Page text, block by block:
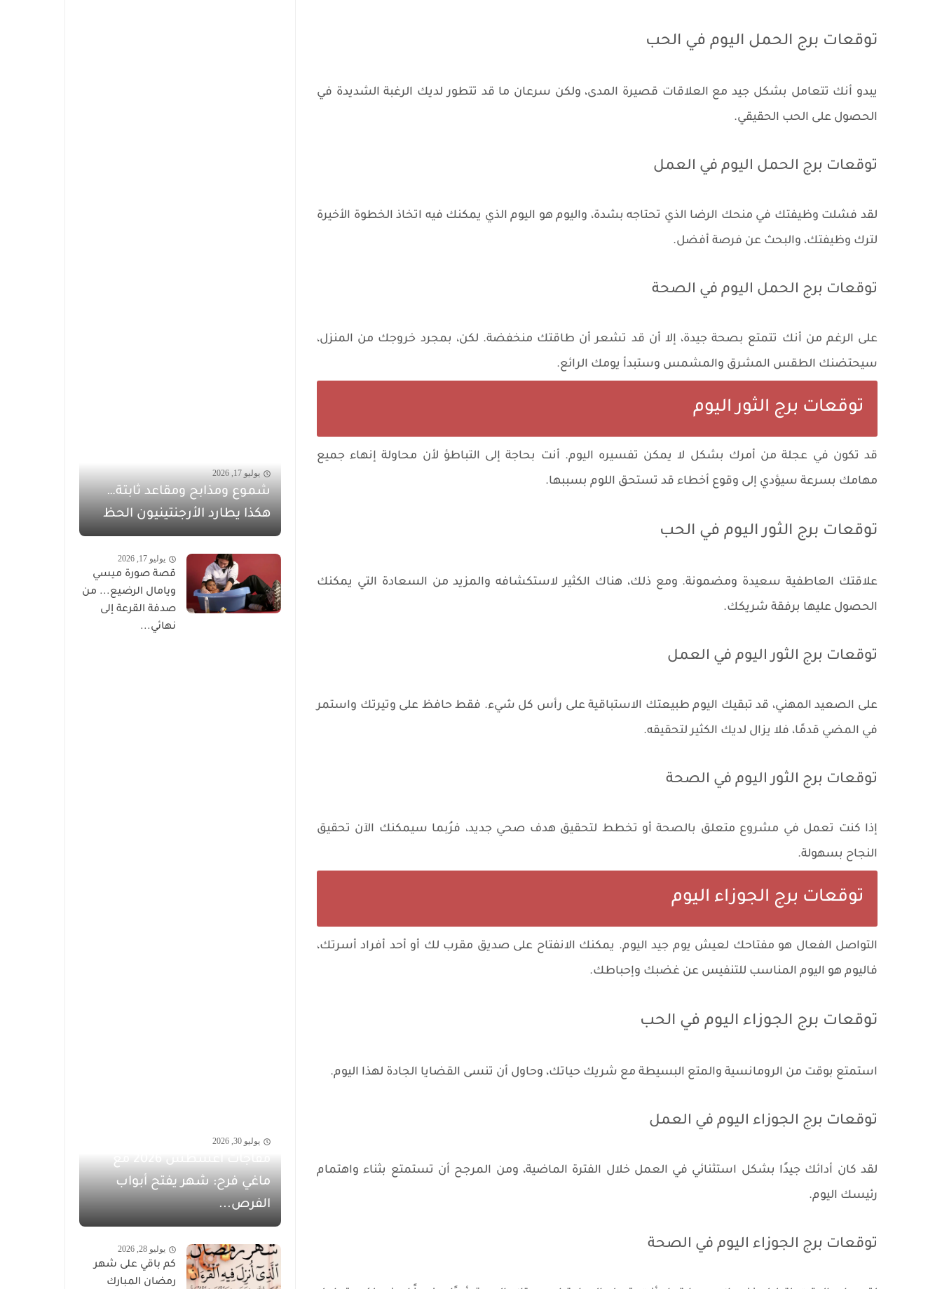
توقعات برج الحمل اليوم في الحب
يبدو أنك تتعامل بشكل جيد مع العلاقات قصيرة المدى، ولكن سرعان ما قد تتطور لديك الرغبة الشديدة في
الحصول على الحب الحقيقي.
توقعات برج الحمل اليوم في العمل
لقد فشلت وظيفتك في منحك الرضا الذي تحتاجه بشدة، واليوم هو اليوم الذي يمكنك فيه اتخاذ الخطوة الأخيرة
لترك وظيفتك، والبحث عن فرصة أفضل.
توقعات برج الحمل اليوم في الصحة
على الرغم من أنك تتمتع بصحة جيدة، إلا أن قد تشعر أن طاقتك منخفضة. لكن، بمجرد خروجك من المنزل،
سيحتضنك الطقس المشرق والمشمس وستبدأ يومك الرائع.
توقعات برج الثور اليوم
قد تكون في عجلة من أمرك بشكل لا يمكن تفسيره اليوم. أنت بحاجة إلى التباطؤ لأن محاولة إنهاء جميع
مهامك بسرعة سيؤدي إلى وقوع أخطاء قد تستحق اللوم بسببها.
توقعات برج الثور اليوم في الحب
علاقتك العاطفية سعيدة ومضمونة. ومع ذلك، هناك الكثير لاستكشافه والمزيد من السعادة التي يمكنك
الحصول عليها برفقة شريكك.
توقعات برج الثور اليوم في العمل
على الصعيد المهني، قد تبقيك اليوم طبيعتك الاستباقية على رأس كل شيء. فقط حافظ على وتيرتك واستمر
في المضي قدمًا، فلا يزال لديك الكثير لتحقيقه.
توقعات برج الثور اليوم في الصحة
إذا كنت تعمل في مشروع متعلق بالصحة أو تخطط لتحقيق هدف صحي جديد، فرُبما سيمكنك الآن تحقيق
النجاح بسهولة.
توقعات برج الجوزاء اليوم
التواصل الفعال هو مفتاحك لعيش يوم جيد اليوم. يمكنك الانفتاح على صديق مقرب لك أو أحد أفراد أسرتك،
فاليوم هو اليوم المناسب للتنفيس عن غضبك وإحباطك.
توقعات برج الجوزاء اليوم في الحب
استمتع بوقت من الرومانسية والمتع البسيطة مع شريك حياتك، وحاول أن تنسى القضايا الجادة لهذا اليوم.
توقعات برج الجوزاء اليوم في العمل
لقد كان أدائك جيدًا بشكل استثنائي في العمل خلال الفترة الماضية، ومن المرجح أن تستمتع بثناء واهتمام
رئيسك اليوم.
توقعات برج الجوزاء اليوم في الصحة
يوليو 17, 2026
شموع ومذابح ومقاعد ثابتة…
هكذا يطارد الأرجنتينيون الحظ
يوليو 17, 2026
قصة صورة ميسي
ويامال الرضيع... من
صدفة القرعة إلى
نهائي...
يوليو 30, 2026
مفاجآت أغسطس 2026 مع
ماغي فرح: شهر يفتح أبواب
الفرص...
يوليو 28, 2026
كم باقي على شهر
رمضان المبارك